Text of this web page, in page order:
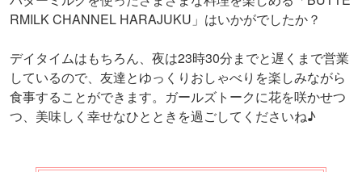
RMILK CHANNEL HARAJUKU」はいかがでしたか？
デイタイムはもちろん、夜は23時30分までと遅くまで営業
しているので、友達とゆっくりおしゃべりを楽しみながら
食事することができます。ガールズトークに花を咲かせつ
つ、美味しく幸せなひとときを過ごしてくださいね♪